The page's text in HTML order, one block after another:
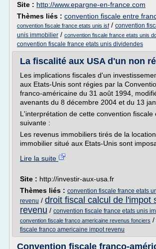
Site : http://www.epargne-en-france.com
Thèmes liés : convention fiscale entre
convention fiscale france etats unis isf / convention
unis immobilier / convention fiscale france etats unis
convention fiscale france etats unis dividendes
La fiscalité aux USA d'un non
Les implications fiscales d'un
aux Etats-Unis sont régies par la
franco-américaine du 31 août 1994,
avenants du 8 décembre 2004 et du 13
L'interprétation de cette convention fiscale
suivante :
Les revenus immobiliers tirés de la
immobilier situé aux Etats-Unis sont
Lire la suite
Site : http://investir-aux-usa.fr
Thèmes liés : convention fiscale france etats
revenu / droit fiscal calcul de l'impot
revenu / convention fiscale france etats unis
convention fiscale franco americaine revenus fonciers /
fiscale franco americaine impot revenu
Convention fiscale franco-